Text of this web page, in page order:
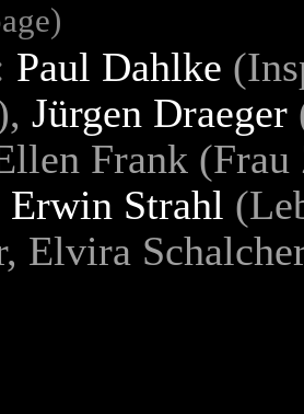
Paul Dahlke
Jürgen Draeger
Frank
Erwin Strahl
Elvira